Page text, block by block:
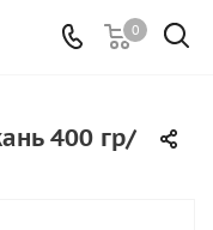
0
400 гр/